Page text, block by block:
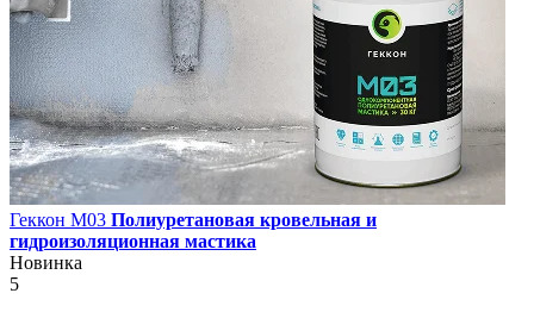
Геккон М03 Полиуретановая кровельная и
гидроизоляционная мастика
Новинка
5